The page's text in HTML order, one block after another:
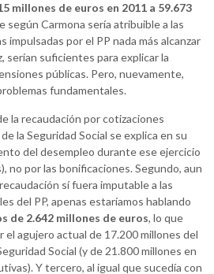
millones de euros en 2011 a 59.673
según Carmona sería atribuible a las
por el PP nada más alcanzar
serían suficientes para explicar la
públicas. Pero, nuevamente,
fundamentales.
la recaudación por cotizaciones
la Seguridad Social se explica en su
del desempleo durante ese ejercicio
no por las bonificaciones. Segundo, aun
sí fuera imputable a las
del PP, apenas estaríamos hablando
de 2.642 millones de euros, lo que
agujero actual de 17.200 millones del
Social (y de 21.800 millones en
Y tercero, al igual que sucedía con